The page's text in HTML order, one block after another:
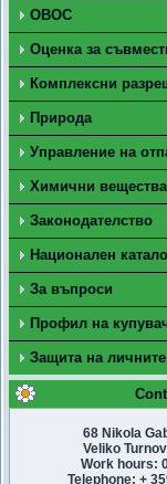
ОВОС
Оценка за
Комплексни
Природа
Управление на
Химични
Законодателство
Национален
За въпроси
Профил на
Защита на
68 Nikola
Veliko
Work hours:
Telephone: +